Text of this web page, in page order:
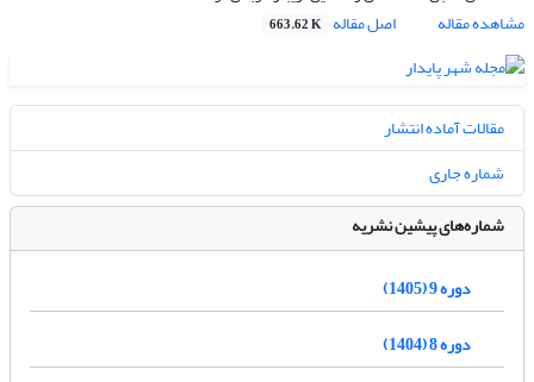
مشاهده مقاله
اصل مقاله 663.62 K
مقالات آماده انتشار
شماره جاری
شماره‌های پیشین نشریه
دوره 9 (1405)
دوره 8 (1404)